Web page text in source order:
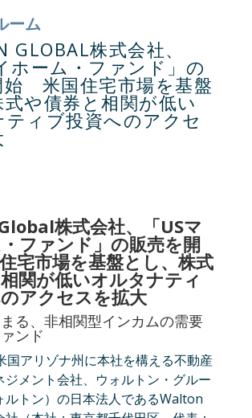
ーム
GLOBAL株式会社、
ホーム・ファンド」の
始 米国住宅市場を基盤
や債券と相関が低い
ティブ投資へのアクセ
株式会社、「USマ
ファンド」の販売を開
宅市場を基盤とし、株式
関が低いオルタナティ
アクセスを拡大
る、非相関型インカムの需要
ンド
国アリゾナ州に本社を構える不動産
ジメント会社、ウォルトン・グルー
ルトン）の日本法人であるWalton